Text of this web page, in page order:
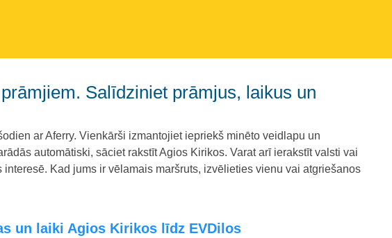
ar Aferry. Vienkārši izmantojiet iepriekš minēto veidlapu un
automātiski, sāciet rakstīt Agios Kirikos. Varat arī ierakstīt valsti vai
Kad jums ir vēlamais maršruts, izvēlieties vienu vai atgriešanos
un laiki Agios Kirikos līdz EVDilos